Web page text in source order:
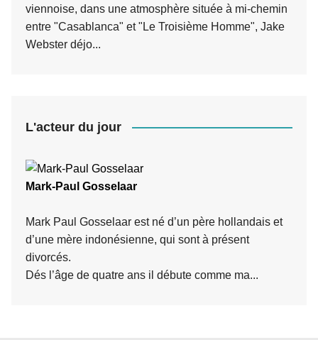
viennoise, dans une atmosphère située à mi-chemin
entre "Casablanca" et "Le Troisième Homme", Jake
Webster déjo...
L'acteur du jour
Mark-Paul Gosselaar
Mark Paul Gosselaar est né d’un père hollandais et
d’une mère indonésienne, qui sont à présent
divorcés.
Dés l’âge de quatre ans il débute comme ma...